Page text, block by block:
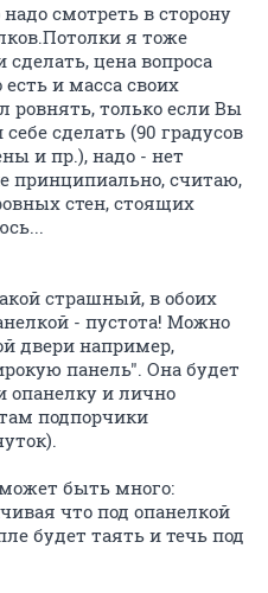
смотреть в сторону
я тоже
цена вопроса
и масса своих
ровнять, только если Вы
сделать (90 градусов
и пр.), надо - нет
принципиально, считаю,
стен, стоящих
страшный, в обоих
- пустота! Можно
двери например,
панель". Она будет
опанелку и лично
подпорчики
быть много:
что под опанелкой
будет таять и течь под